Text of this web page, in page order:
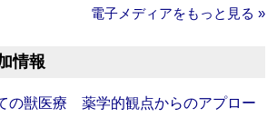
電子メディアをもっと見る »
情報
の獣医療 薬学的観点からのアプロー